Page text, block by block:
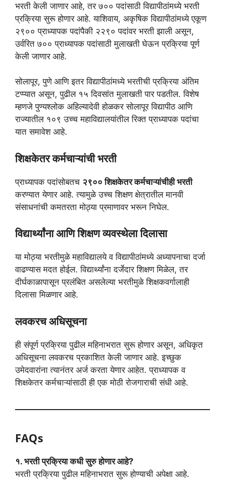
भरती केली जाणार आहे, तर ७०० पदांसाठी विद्यापीठांमध्ये भरती
प्रक्रिया सुरू होणार आहे. याशिवाय, अकृषिक विद्यापीठांमध्ये एकूण
२९०० प्राध्यापक पदांपैकी २२९० पदांवर भरती झाली असून,
उर्वरित ७०० प्राध्यापक पदांसाठी मुलाखती घेऊन प्रक्रिया पूर्ण
केली जाणार आहे.
सोलापूर, पुणे आणि इतर विद्यापीठांमध्ये भरतीची प्रक्रिया अंतिम
टप्प्यात असून, पुढील १५ दिवसांत मुलाखती पार पडतील. विशेष
म्हणजे पुण्यश्लोक अहिल्यादेवी होळकर सोलापूर विद्यापीठ आणि
राज्यातील १०९ उच्च महाविद्यालयांतील रिक्त प्राध्यापक पदांचा
यात समावेश आहे.
शिक्षकेतर कर्मचाऱ्यांची भरती
प्राध्यापक पदांसोबतच २९०० शिक्षकेतर कर्मचाऱ्यांचीही भरती
करण्यात येणार आहे. त्यामुळे उच्च शिक्षण क्षेत्रातील मानवी
संसाधनांची कमतरता मोठ्या प्रमाणावर भरून निघेल.
विद्यार्थ्यांना आणि शिक्षण व्यवस्थेला दिलासा
या मोठ्या भरतीमुळे महाविद्यालये व विद्यापीठांमध्ये अध्यापनाचा दर्जा
वाढण्यास मदत होईल. विद्यार्थ्यांना दर्जेदार शिक्षण मिळेल, तर
दीर्घकाळापासून प्रलंबित असलेल्या भरतीमुळे शिक्षकवर्गालाही
दिलासा मिळणार आहे.
लवकरच अधिसूचना
ही संपूर्ण प्रक्रिया पुढील महिनाभरात सुरू होणार असून, अधिकृत
अधिसूचना लवकरच प्रकाशित केली जाणार आहे. इच्छुक
उमेदवारांना त्यानंतर अर्ज करता येणार आहेत. प्राध्यापक व
शिक्षकेतर कर्मचाऱ्यांसाठी ही एक मोठी रोजगाराची संधी आहे.
FAQs
१. भरती प्रक्रिया कधी सुरु होणार आहे?
भरती प्रक्रिया पुढील महिनाभरात सुरू होण्याची अपेक्षा आहे.